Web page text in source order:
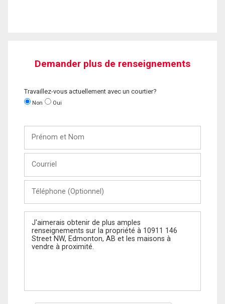
Demander plus de renseignements
Travaillez-vous actuellement avec un courtier?
Non Oui
Nom
(Optionnel)
Message